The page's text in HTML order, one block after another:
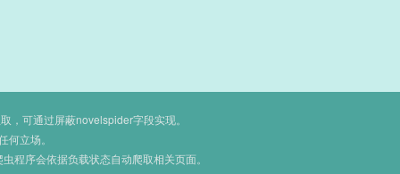
，可通过屏蔽novelspider字段实现。
立场。
程序会依据负载状态自动爬取相关页面。